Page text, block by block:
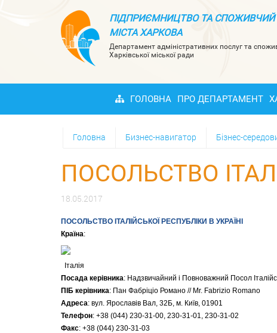
ПІДПРИЄМНИЦТВО ТА СПОЖИВЧИЙ
МІСТА ХАРКОВА
Департамент адміністративних послуг та
Харківської міської ради
ГОЛОВНА ПРО ДЕПАРТАМЕНТ
Головна Бизнес-навигатор Бізнес-
ПОСОЛЬСТВО
18.05.2017
ПОСОЛЬСТВО ІТАЛІЙСЬКОЇ РЕСПУБЛІКИ В УКРАЇНІ
Країна:
Італія
Посада керівника: Надзвичайний i Повноважний Посол
ПІБ керівника: Пан Фабріціо Романо // Mr. Fabrizio Romano
Адреса: вул. Ярославів Вал, 32Б, м. Київ, 01901
Телефон: +38 (044) 230-31-00, 230-31-01, 230-31-02
Факс: +38 (044) 230-31-03